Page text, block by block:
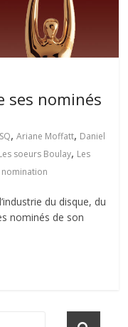
ses nominés
,Ariane Moffatt, Daniel
soeurs Boulay, Les
nomination
du disque, du
nominés de son